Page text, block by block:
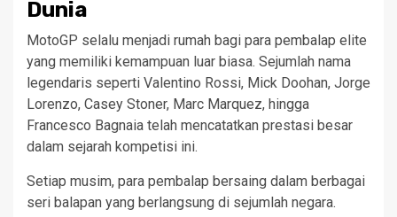
Dunia
MotoGP selalu menjadi rumah bagi para pembalap elite
yang memiliki kemampuan luar biasa. Sejumlah nama
legendaris seperti Valentino Rossi, Mick Doohan, Jorge
Lorenzo, Casey Stoner, Marc Marquez, hingga
Francesco Bagnaia telah mencatatkan prestasi besar
dalam sejarah kompetisi ini.
Setiap musim, para pembalap bersaing dalam berbagai
seri balapan yang berlangsung di sejumlah negara.